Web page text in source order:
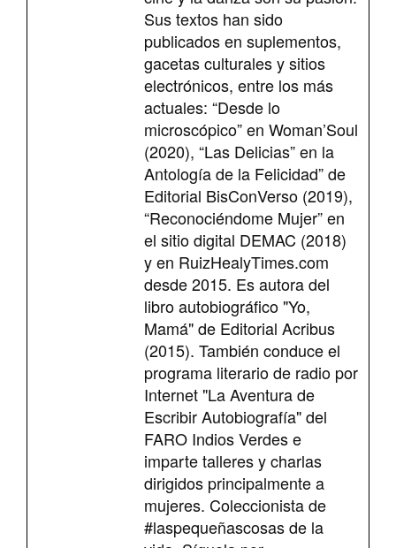
Sus textos han sido
publicados en suplementos,
gacetas culturales y sitios
electrónicos, entre los más
actuales: “Desde lo
microscópico” en Woman’Soul
(2020), “Las Delicias” en la
Antología de la Felicidad” de
Editorial BisConVerso (2019),
“Reconociéndome Mujer” en
el sitio digital DEMAC (2018)
y en RuizHealyTimes.com
desde 2015. Es autora del
libro autobiográfico "Yo,
Mamá" de Editorial Acribus
(2015). También conduce el
programa literario de radio por
Internet "La Aventura de
Escribir Autobiografía" del
FARO Indios Verdes e
imparte talleres y charlas
dirigidos principalmente a
mujeres. Coleccionista de
#laspequeñascosas de la